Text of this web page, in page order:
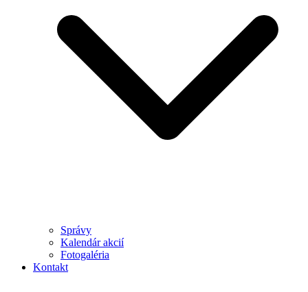
Správy
Kalendár akcií
Fotogaléria
Kontakt